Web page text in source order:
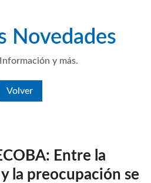
Novedades
y más.
Volver
Entre la
la preocupación se